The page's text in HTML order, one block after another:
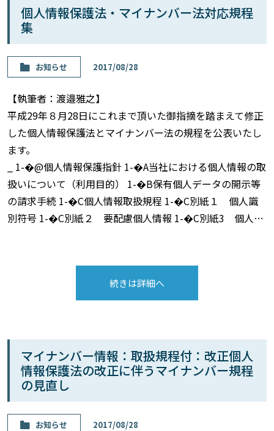
個人情報保護法・マイナンバー法対応規程
集
お知らせ 2017/08/28
【執筆者：渡邉雅之】
平成29年８月28日にこれまで頂いた御指摘を踏まえて修正
した個人情報保護法とマイナンバー法の規程を公表いたし
ます。
_ 1-�@個人情報保護指針 1-�A当社における個人情報の取
扱いについて（利用目的） 1-�B保有個人データの開示等
の請求手続 1-�C個人情報取扱規程 1-�C別紙１ 個人識
別符号 1-�C別紙２ 要配慮個人情報 1-�C別紙3 個人…
続きは詳細へ
マイナンバー情報：取扱規程付：改正個人
情報保護法の改正に伴うマイナンバー規程
の見直し
お知らせ 2017/08/28